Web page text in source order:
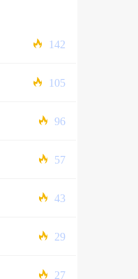
142
105
96
57
43
29
27